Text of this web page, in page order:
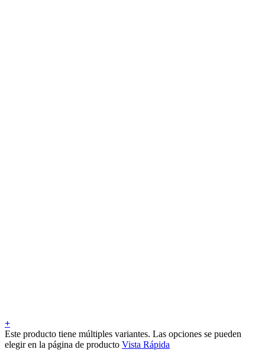
+
Este producto tiene múltiples variantes. Las opciones se pueden
elegir en la página de producto Vista Rápida